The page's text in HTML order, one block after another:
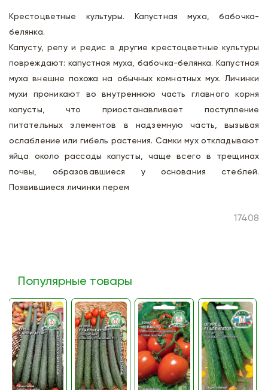
Крестоцветные культуры. Капустная муха, бабочка-
белянка.
Капусту, репу и редис в другие крестоцветные культуры
повреждают: капустная муха, бабочка-белянка. Капустная
муха внешне похожа на обычных комнатных мух. Личинки
мухи проникают во внутреннюю часть главного корня
капусты, что приостанавливает поступление
питательных элементов в надземную часть, вызывая
ослабление или гибель растения. Самки мух откладывают
яйца около рассады капусты, чаще всего в трещинах
почвы, образовавшиеся у основания стеблей.
Появившиеся личинки перем
17408
Популярные товары